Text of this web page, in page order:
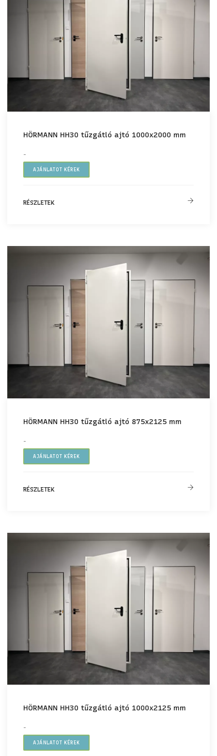
HÖRMANN HH30 tűzgátló ajtó 1000x2000 mm
-
AJÁNLATOT KÉREK
RÉSZLETEK
HÖRMANN HH30 tűzgátló ajtó 875x2125 mm
-
AJÁNLATOT KÉREK
RÉSZLETEK
HÖRMANN HH30 tűzgátló ajtó 1000x2125 mm
-
AJÁNLATOT KÉREK